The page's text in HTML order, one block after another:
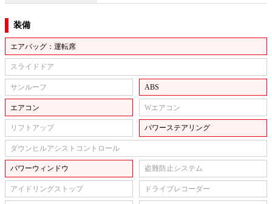
装備
エアバッグ：運転席
スライドドア
サンルーフ ABS
エアコン Wエアコン
リフトアップ パワーステアリング
ダウンヒルアシストコントロール
パワーウィンドウ 盗難防止システム
アイドリングストップ ドライブレコーダー